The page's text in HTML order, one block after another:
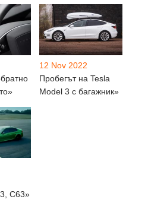
12 Nov 2022
Пробегът на Tesla
Model 3 с багажник»
C63»